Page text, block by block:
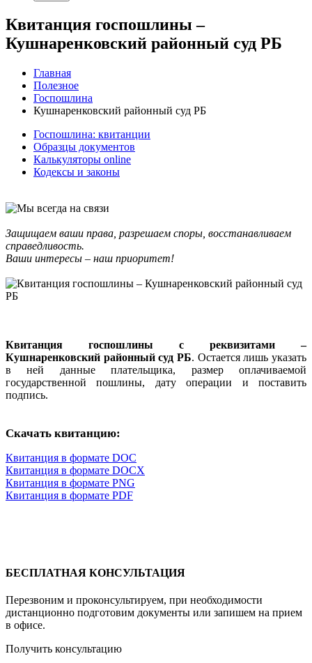
Квитанция госпошлины –
Кушнаренковский районный суд РБ
Главная
Полезное
Госпошлина
Кушнаренковский районный суд РБ
Госпошлина: квитанции
Образцы документов
Калькуляторы online
Кодексы и законы
Защищаем ваши права, разрешаем споры, восстанавливаем
справедливость.
Ваши интересы – наш приоритет!
Квитанция госпошлины с реквизитами –
Кушнаренковский районный суд РБ. Остается лишь указать
в ней данные плательщика, размер оплачиваемой
государственной пошлины, дату операции и поставить
подпись.
Скачать квитанцию:
Квитанция в формате DOC
Квитанция в формате DOCX
Квитанция в формате PNG
Квитанция в формате PDF
БЕСПЛАТНАЯ КОНСУЛЬТАЦИЯ
Перезвоним и проконсультируем, при необходимости
дистанционно подготовим документы или запишем на прием
в офисе.
Получить консультацию